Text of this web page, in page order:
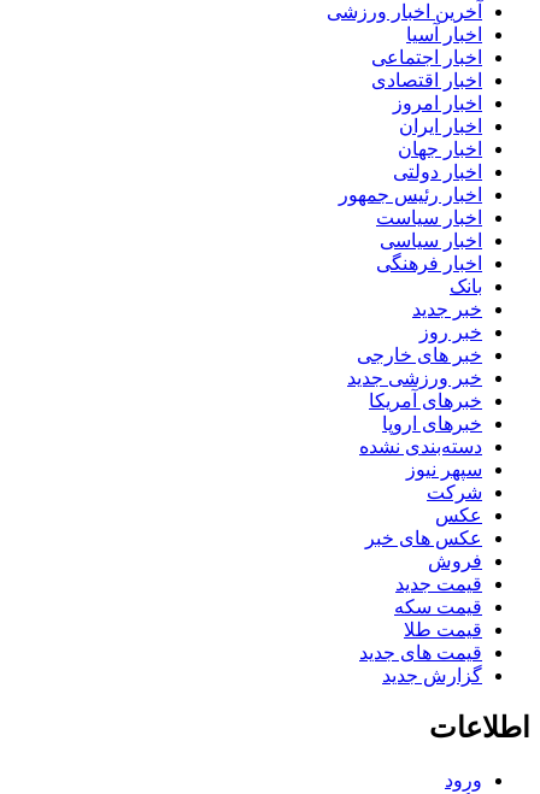
آخرین اخبار ورزشی
اخبار آسیا
اخبار اجتماعی
اخبار اقتصادی
اخبار امروز
اخبار ایران
اخبار جهان
اخبار دولتی
اخبار رئیس جمهور
اخبار سیاست
اخبار سیاسی
اخبار فرهنگی
بانک
خبر جدید
خبر روز
خبر های خارجی
خبر ورزشی جدید
خبرهای آمریکا
خبرهای اروپا
دسته‌بندی نشده
سپهر نیوز
شرکت
عکس
عکس های خبر
فروش
قیمت جدید
قیمت سکه
قیمت طلا
قیمت های جدید
گزارش جدید
اطلاعات
ورود